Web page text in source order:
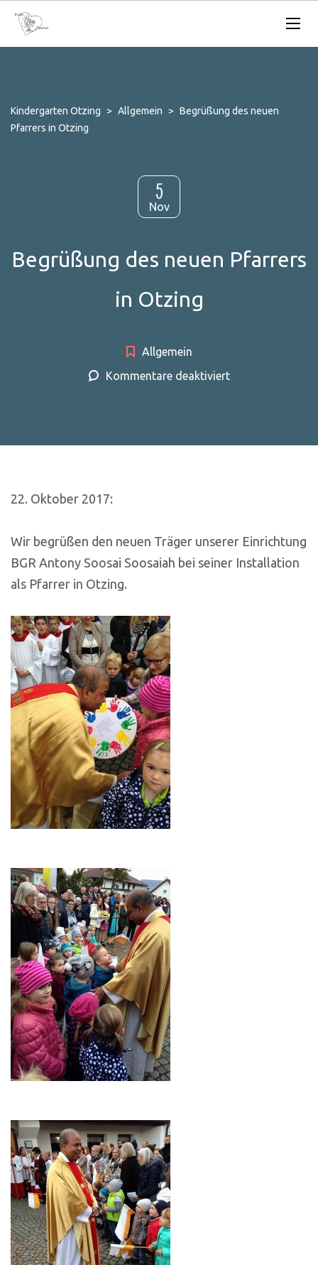
Kindergarten Otzing > Allgemein > Begrüßung des neuen
Pfarrers in Otzing
5
Nov
Begrüßung des neuen Pfarrers
in Otzing
Allgemein
Kommentare deaktiviertfür
22. Oktober 2017:
Wir begrüßen den neuen Träger unserer Einrichtung
BGR Antony Soosai Soosaiah bei seiner Installation
als Pfarrer in Otzing.